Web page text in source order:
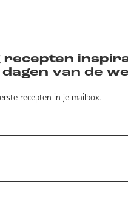
recepten
van de
recepten in je mailbox.